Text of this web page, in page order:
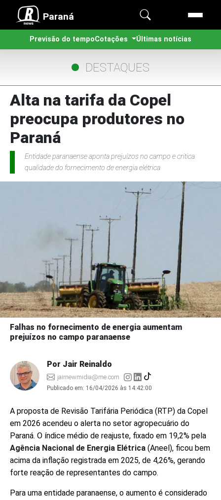
Paraná
Previsão do tempoCotações Últimas notícias
DESTAQUES
Alta na tarifa da Copel
preocupa produtores no
Paraná
Entidade paranaense aponta prejuízos no campo e critica
qualidade do fornecimento de energia elétrica
Falhas no fornecimento de energia aumentam
prejuízos no campo paranaense
Por Jair Reinaldo
jairnewmidia@me.com
Publicado em: 16/04/2026 às 14:42:00
A proposta de Revisão Tarifária Periódica (RTP) da Copel
em 2026 acendeu o alerta no setor agropecuário do
Paraná. O índice médio de reajuste, fixado em 19,2% pela
Agência Nacional de Energia Elétrica (Aneel), ficou bem
acima da inflação registrada em 2025, de 4,26%, gerando
forte reação de representantes do campo.
Para uma entidade paranaense, o aumento é considerado